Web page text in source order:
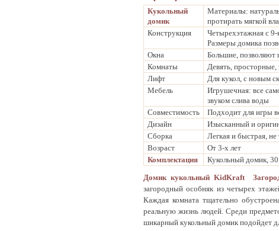
Кукольный
домик
Материалы:
протирать мягкой
Конструкция
Четырехэтажная с
Размеры домика
Окна
Большие, позволяют
Комнаты
Девять, просторные,
Лифт
Для кукол, с новым
Мебель
Игрушечная: все
звуком слива воды
Совместимость
Подходит для игры
Дизайн
Изысканный и
Сборка
Легкая и быстрая,
Возраст
От 3-х лет
Комплектация
Кукольный домик, 30
Домик кукольный KidKraft
загородный особняк из четырех
Каждая комната тщательно
реальную жизнь людей. Среди
шикарный кукольный домик подойдет